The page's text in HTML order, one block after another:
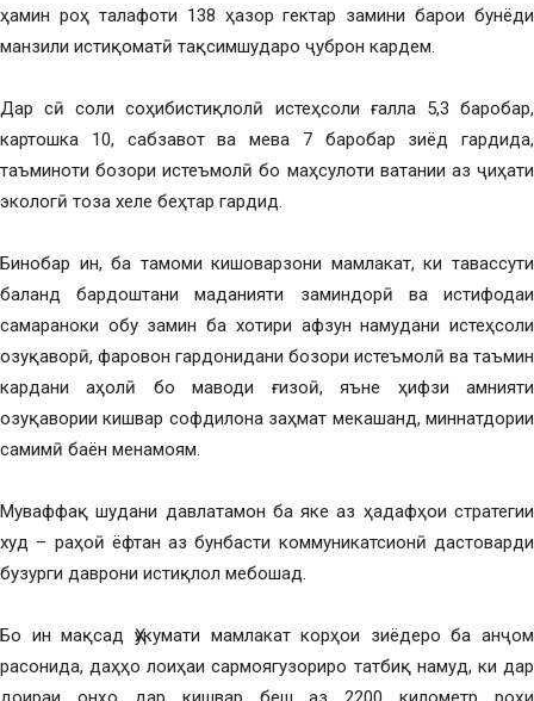
ҳамин роҳ талафоти 138 ҳазор гектар замини барои бунёди
манзили истиқоматӣ тақсимшударо ҷуброн кардем.
Дар сӣ соли соҳибистиқлолӣ истеҳсоли ғалла 5,3 баробар,
картошка 10, сабзавот ва мева 7 баробар зиёд гардида,
таъминоти бозори истеъмолӣ бо маҳсулоти ватании аз ҷиҳати
экологӣ тоза хеле беҳтар гардид.
Бинобар ин, ба тамоми кишоварзони мамлакат, ки тавассути
баланд бардоштани маданияти заминдорӣ ва истифодаи
самараноки обу замин ба хотири афзун намудани истеҳсоли
озуқаворӣ, фаровон гардонидани бозори истеъмолӣ ва таъмин
кардани аҳолӣ бо маводи ғизоӣ, яъне ҳифзи амнияти
озуқавории кишвар софдилона заҳмат мекашанд, миннатдории
самимӣ баён менамоям.
Муваффақ шудани давлатамон ба яке аз ҳадафҳои стратегии
худ – раҳоӣ ёфтан аз бунбасти коммуникатсионӣ дастоварди
бузурги даврони истиқлол мебошад.
Бо ин мақсад Ҳукумати мамлакат корҳои зиёдеро ба анҷом
расонида, даҳҳо лоиҳаи сармоягузориро татбиқ намуд, ки дар